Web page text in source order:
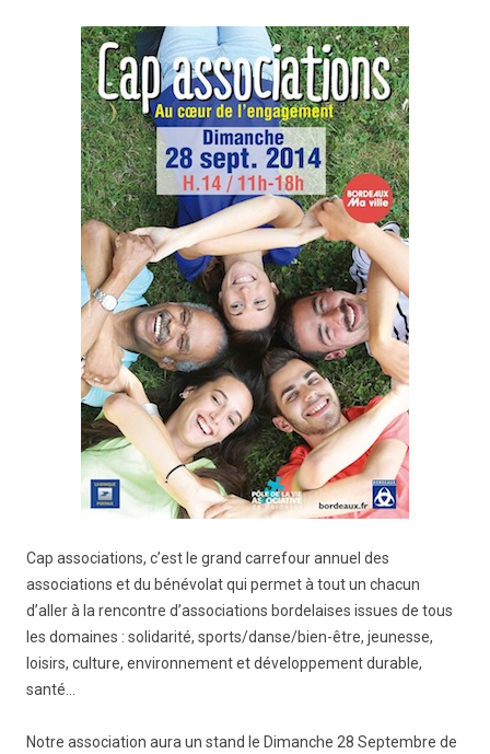
Cap associations, c’est le grand carrefour annuel des
associations et du bénévolat qui permet à tout un chacun
d’aller à la rencontre d’associations bordelaises issues de tous
les domaines : solidarité, sports/danse/bien-être, jeunesse,
loisirs, culture, environnement et développement durable,
santé…
Notre association aura un stand le Dimanche 28 Septembre de